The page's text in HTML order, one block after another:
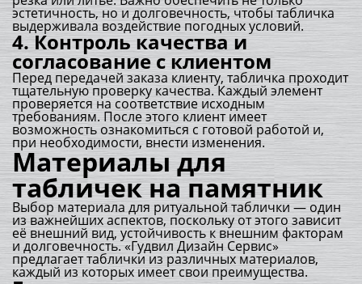
эстетичность, но и долговечность, чтобы табличка
выдерживала воздействие погодных условий.
4. Контроль качества и
согласование с клиентом
Перед передачей заказа клиенту, табличка проходит
тщательную проверку качества. Каждый элемент
проверяется на соответствие исходным
требованиям. После этого клиент имеет
возможность ознакомиться с готовой работой и,
при необходимости, внести изменения.
Материалы для
табличек на памятник
Выбор материала для ритуальной таблички — один
из важнейших аспектов, поскольку от этого зависит
её внешний вид, устойчивость к внешним факторам
и долговечность. «Гудвил Дизайн Сервис»
предлагает таблички из различных материалов,
каждый из которых имеет свои преимущества.